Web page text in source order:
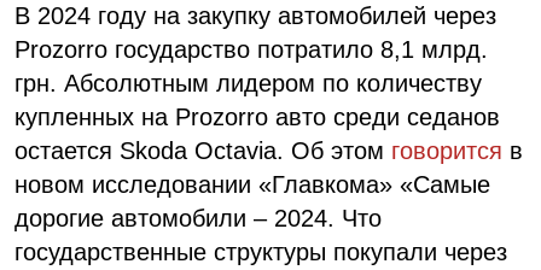
В 2024 году на закупку автомобилей через
Prozorro государство потратило 8,1 млрд.
грн. Абсолютным лидером по количеству
купленных на Prozorro авто среди седанов
остается Skoda Octavia. Об этом говорится в
новом исследовании «Главкома» «Самые
дорогие автомобили – 2024. Что
государственные структуры покупали через